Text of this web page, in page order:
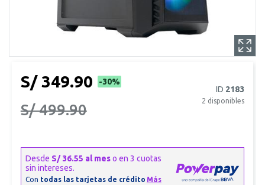
S/ 349.90 -30%
S/ 499.90
ID 2183
2 disponibles